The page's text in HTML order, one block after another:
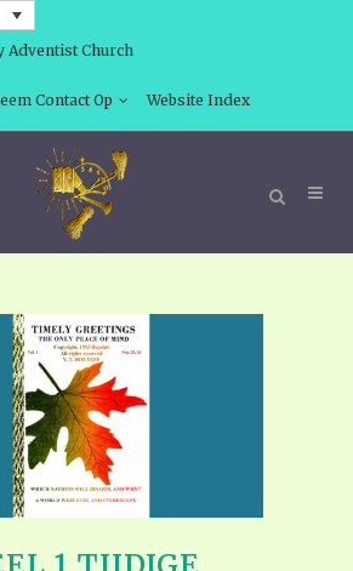
Adventist Church
Contact Op Website Index